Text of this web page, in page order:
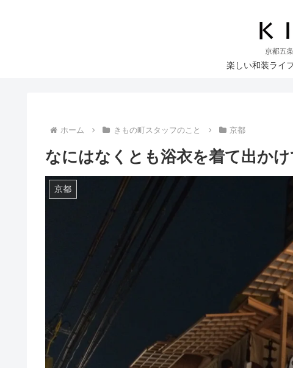
楽しい和装ライ
ホーム きもの町スタッフのこと 京都
なにはなくとも浴衣を着て出かけ
京都